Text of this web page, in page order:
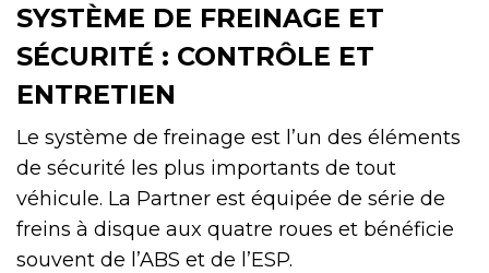
SYSTÈME DE FREINAGE ET
SÉCURITÉ : CONTRÔLE ET
ENTRETIEN
Le système de freinage est l’un des éléments
de sécurité les plus importants de tout
véhicule. La Partner est équipée de série de
freins à disque aux quatre roues et bénéficie
souvent de l’ABS et de l’ESP.